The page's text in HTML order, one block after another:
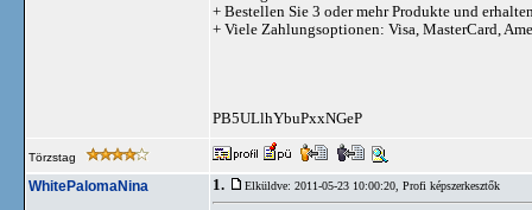
+ Bestellen Sie 3 oder mehr Produkte und
+ Viele Zahlungsoptionen: Visa, MasterCard,
PB5ULlhYbuPxxNGeP
Törzstag
WhitePalomaNina 1. Elküldve: 2011-05-23 10:00:20, Profi képszerkesztők